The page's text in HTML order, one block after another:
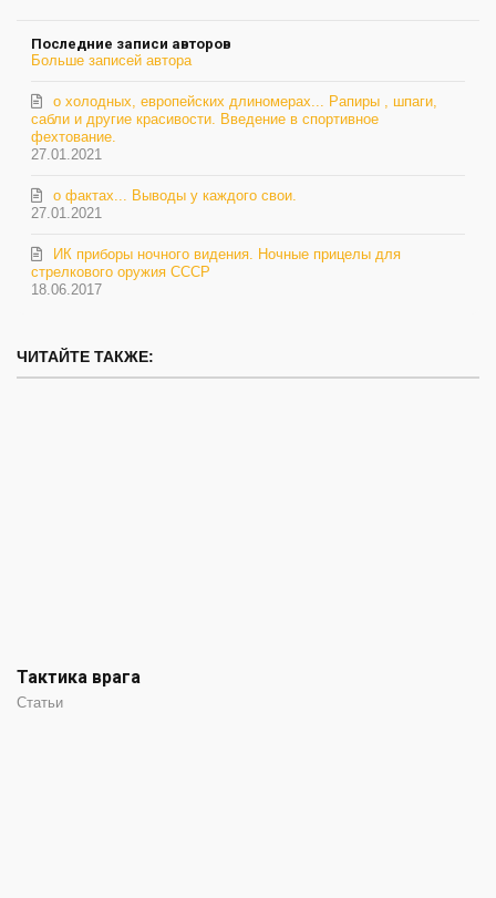
Последние записи авторов
Больше записей автора
27.01.2021
о холодных, европейских длиномерах... Рапиры , шпаги,
сабли и другие красивости. Введение в спортивное
фехтование.
27.01.2021
о фактах... Выводы у каждого свои.
18.06.2017
ИК приборы ночного видения. Ночные прицелы для
стрелкового оружия СССР
ЧИТАЙТЕ ТАКЖЕ:
Тактика врага
Статьи